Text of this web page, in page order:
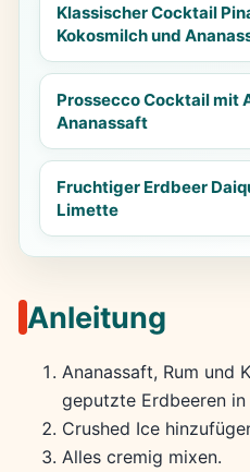
Klassischer Cocktail
Kokosmilch und
Prossecco Cocktail mit
Ananassaft
Fruchtiger Erdbeer
Limette
Anleitung
Ananassaft, Rum und
geputzte Erdbeeren
Crushed Ice
Alles cremig mixen.